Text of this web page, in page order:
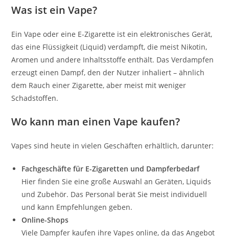
Was ist ein Vape?
Ein Vape oder eine E-Zigarette ist ein elektronisches Gerät,
das eine Flüssigkeit (Liquid) verdampft, die meist Nikotin,
Aromen und andere Inhaltsstoffe enthält. Das Verdampfen
erzeugt einen Dampf, den der Nutzer inhaliert – ähnlich
dem Rauch einer Zigarette, aber meist mit weniger
Schadstoffen.
Wo kann man einen Vape kaufen?
Vapes sind heute in vielen Geschäften erhältlich, darunter:
Fachgeschäfte für E-Zigaretten und Dampferbedarf
Hier finden Sie eine große Auswahl an Geräten, Liquids
und Zubehör. Das Personal berät Sie meist individuell
und kann Empfehlungen geben.
Online-Shops
Viele Dampfer kaufen ihre Vapes online, da das Angebot